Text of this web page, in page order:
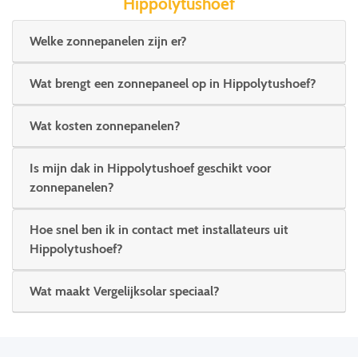
Welke zonnepanelen zijn er?
Wat brengt een zonnepaneel op in Hippolytushoef?
Wat kosten zonnepanelen?
Is mijn dak in Hippolytushoef geschikt voor
zonnepanelen?
Hoe snel ben ik in contact met installateurs uit
Hippolytushoef?
Wat maakt Vergelijksolar speciaal?